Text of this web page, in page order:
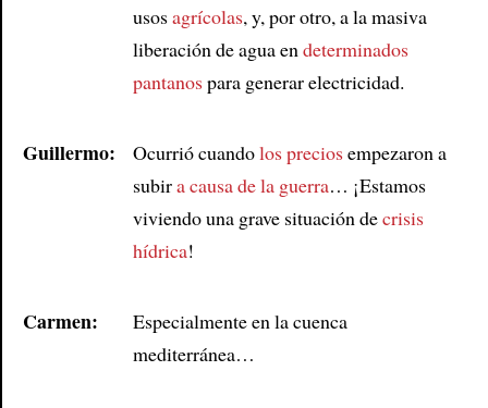
usosagrícolas, y, por otro, a la masiva
liberación de agua en determinados
pantanospara generar electricidad.
Guillermo: Ocurrió cuandolos preciosempezaron a
subira causa dela guerra… ¡Estamos
viviendo una grave situación decrisis
hídrica!
Carmen:
Especialmente en la cuenca
mediterránea…